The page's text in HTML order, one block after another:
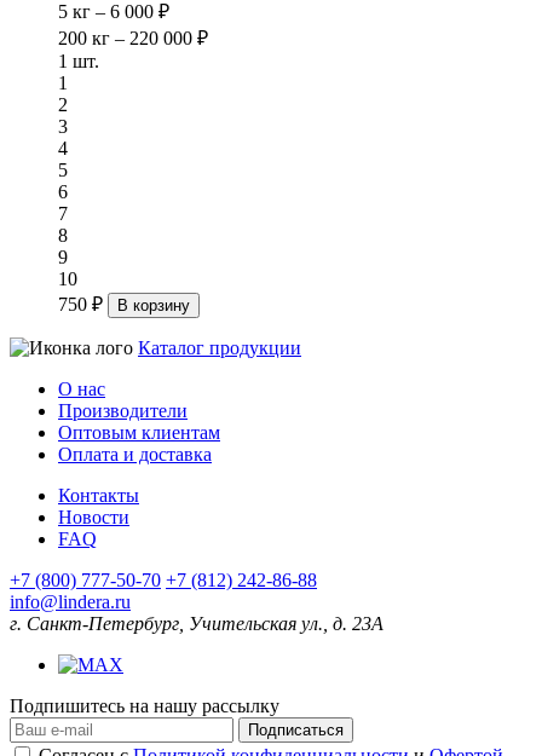
5 кг – 6 000 ₽
200 кг – 220 000 ₽
1 шт.
1
2
3
4
5
6
7
8
9
10
750 ₽
В корзину
Каталог продукции
О нас
Производители
Оптовым клиентам
Оплата и доставка
Контакты
Новости
FAQ
+7 (800) 777-50-70 +7 (812) 242-86-88
info@lindera.ru
г. Санкт-Петербург, Учительская ул., д. 23А
Подпишитесь на нашу рассылку
Подписаться